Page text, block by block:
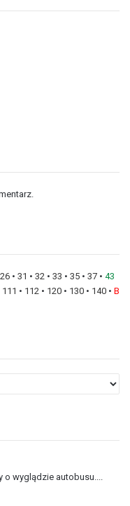
26 • 31 • 32 • 33 • 35 • 37 • 43
111 • 112 • 120 • 130 • 140 • B
o wyglądzie autobusu....